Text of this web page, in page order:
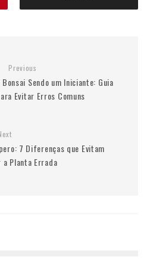
Previous
Sendo um Iniciante: Guia
Evitar Erros Comuns
7 Diferenças que Evitam
a Planta Errada